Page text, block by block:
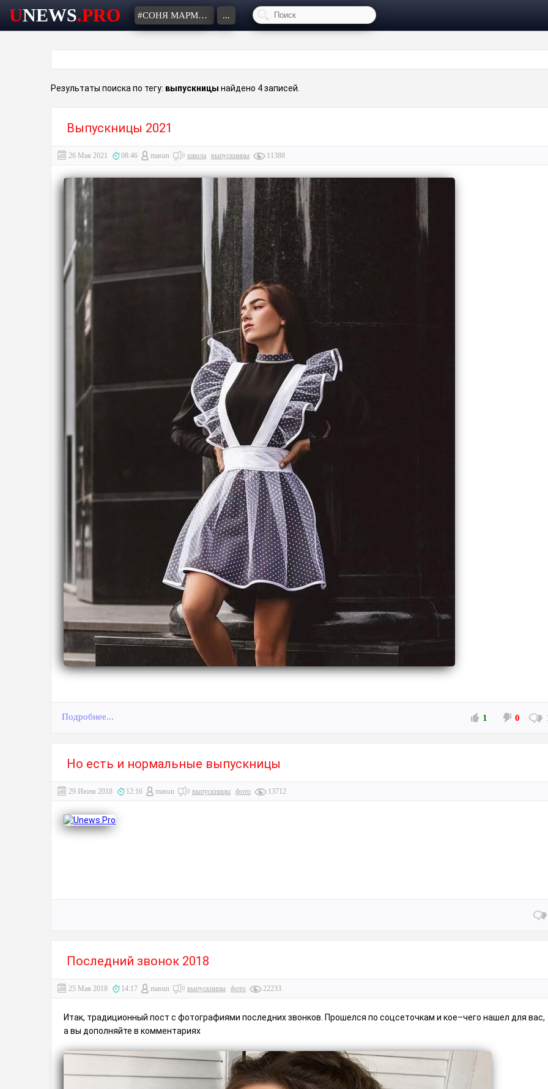
UNEWS.PRO #СОНЯ МАРМЕЛАДОВА ...
Результаты поиска по тегу: выпускницы найдено 4 записей.
Выпускницы 2021
26 Мая 2021 08:46 masun школа выпускницы 11388
Подробнее... 1 0
Но есть и нормальные выпускницы
29 Июня 2018 12:16 masun выпускницы фото 13712
Последний звонок 2018
25 Мая 2018 14:17 masun выпускницы фото 22233
Итак, традиционный пост с фотографиями последних звонков. Прошелся по соцсеточкам и кое–чего нашел для вас,
а вы дополняйте в комментариях